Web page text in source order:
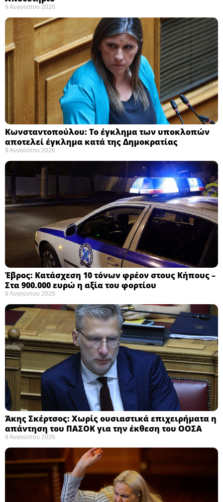
9 Αυγούστου 2026
Κωνσταντοπούλου: Το έγκλημα των υποκλοπών
αποτελεί έγκλημα κατά της Δημοκρατίας ​
9 Αυγούστου 2026
Έβρος: Κατάσχεση 10 τόνων φρέον στους Κήπους –
Στα 900.000 ευρώ η αξία του φορτίου ​
9 Αυγούστου 2026
Άκης Σκέρτσος: Χωρίς ουσιαστικά επιχειρήματα η
απάντηση του ΠΑΣΟΚ για την έκθεση του ΟΟΣΑ ​
9 Αυγούστου 2026